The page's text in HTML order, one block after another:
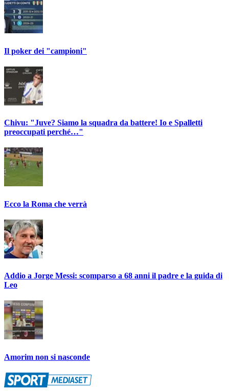
Il poker dei "campioni"
Chivu: "Juve? Siamo la squadra da battere! Io e Spalletti
preoccupati perché…"
Ecco la Roma che verrà
Addio a Jorge Messi: scomparso a 68 anni il padre e la guida di
Leo
Amorim non si nasconde